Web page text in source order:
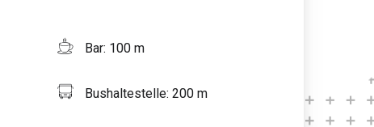
Bar: 100 m
Bushaltestelle: 200 m